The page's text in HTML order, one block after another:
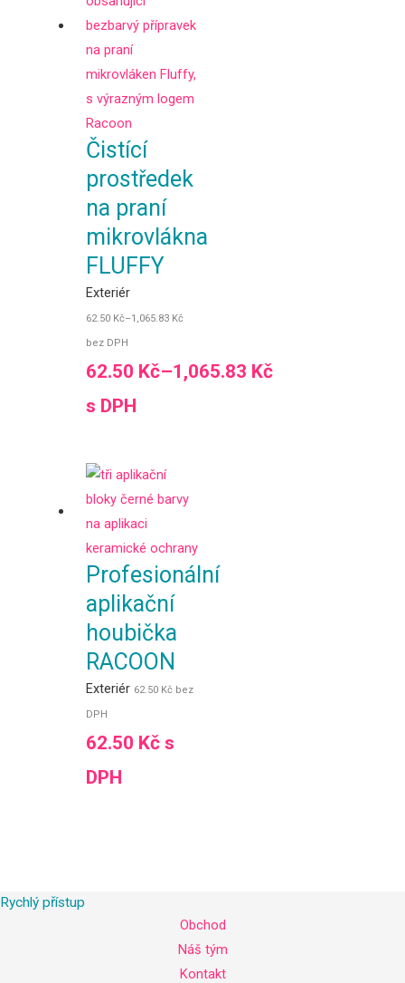
Čistící
prostředek
na praní
mikrovlákna
FLUFFY
Exteriér
62.50 Kč–1,065.83 Kč
bez DPH
62.50 Kč–1,065.83 Kč
s DPH
Profesionální
aplikační
houbička
RACOON
Exteriér 62.50 Kč bez
DPH
62.50 Kč s
DPH
Rychlý přístup
Obchod
Náš tým
Kontakt